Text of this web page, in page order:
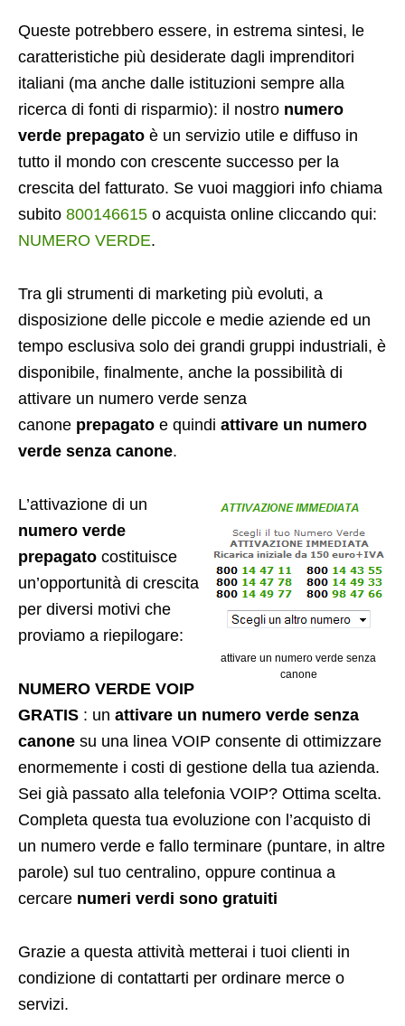
Queste potrebbero essere, in estrema sintesi, le
caratteristiche più desiderate dagli imprenditori
italiani (ma anche dalle istituzioni sempre alla
ricerca di fonti di risparmio): il nostro numero
verde prepagato è un servizio utile e diffuso in
tutto il mondo con crescente successo per la
crescita del fatturato. Se vuoi maggiori info chiama
subito 800146615 o acquista online cliccando qui:
NUMERO VERDE.
Tra gli strumenti di marketing più evoluti, a
disposizione delle piccole e medie aziende ed un
tempo esclusiva solo dei grandi gruppi industriali, è
disponibile, finalmente, anche la possibilità di
attivare un numero verde senza
canone prepagato e quindi attivare un numero
verde senza canone.
attivare un numero verde senza
canone
L’attivazione di un
numero verde
prepagato costituisce
un’opportunità di crescita
per diversi motivi che
proviamo a riepilogare:
NUMERO VERDE VOIP
GRATIS : un attivare un numero verde senza
canone su una linea VOIP consente di ottimizzare
enormemente i costi di gestione della tua azienda.
Sei già passato alla telefonia VOIP? Ottima scelta.
Completa questa tua evoluzione con l’acquisto di
un numero verde e fallo terminare (puntare, in altre
parole) sul tuo centralino, oppure continua a
cercare numeri verdi sono gratuiti
Grazie a questa attività metterai i tuoi clienti in
condizione di contattarti per ordinare merce o
servizi.